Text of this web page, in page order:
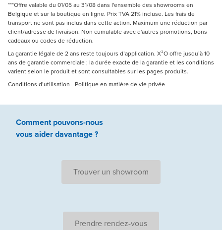
***Offre valable du 01/05 au 31/08 dans l'ensemble des showrooms en
Belgique et sur la boutique en ligne. Prix TVA 21% incluse. Les frais de
transport ne sont pas inclus dans cette action. Maximum une réduction par
client/adresse de livraison. Non cumulable avec d'autres promotions, bons
cadeaux ou codes de réduction.
La garantie légale de 2 ans reste toujours d’application. X²O offre jusqu’à 10
ans de garantie commerciale ; la durée exacte de la garantie et les conditions
varient selon le produit et sont consultables sur les pages produits.
Conditions d’utilisation - Politique en matière de vie privée
Comment pouvons-nous
vous aiderdavantage ?
Trouver un showroom
Prendre rendez-vous